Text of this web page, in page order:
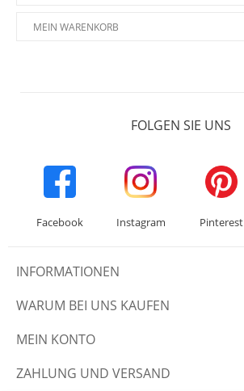
MEIN WARENKORB
FOLGEN SIE UNS
Facebook Instagram Pinterest
INFORMATIONEN
WARUM BEI UNS KAUFEN
MEIN KONTO
ZAHLUNG UND VERSAND